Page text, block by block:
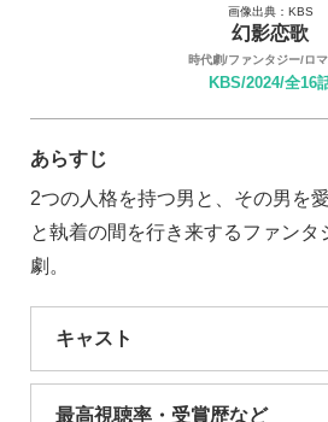
画像出典：KBS
幻影恋歌
時代劇/ファンタジー/ロ
KBS/2024/全16
あらすじ
2つの人格を持つ男と、その男を
と執着の間を行き来するファンタ
劇。
キャスト
最高視聴率・受賞歴など